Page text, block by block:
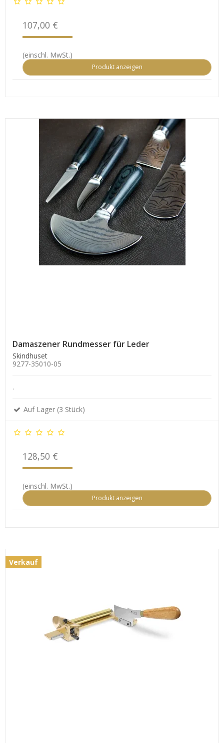
107,00 €
(einschl. MwSt.)
Produkt anzeigen
Damaszener Rundmesser für Leder
Skindhuset
9277-35010-05
.
Auf Lager (3 Stück)
128,50 €
(einschl. MwSt.)
Produkt anzeigen
Verkauf